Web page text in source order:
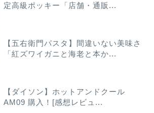
定高級ポッキー「店舗・通販...
【五右衛門パスタ】間違いない美味さ
「紅ズワイガニと海老と本か...
【ダイソン】ホットアンドクール
AM09 購入！[感想レビュ...